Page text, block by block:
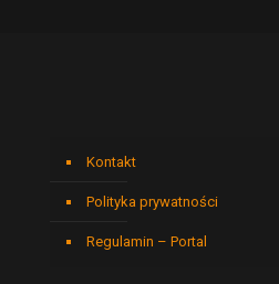
Kontakt
Polityka prywatności
Regulamin – Portal